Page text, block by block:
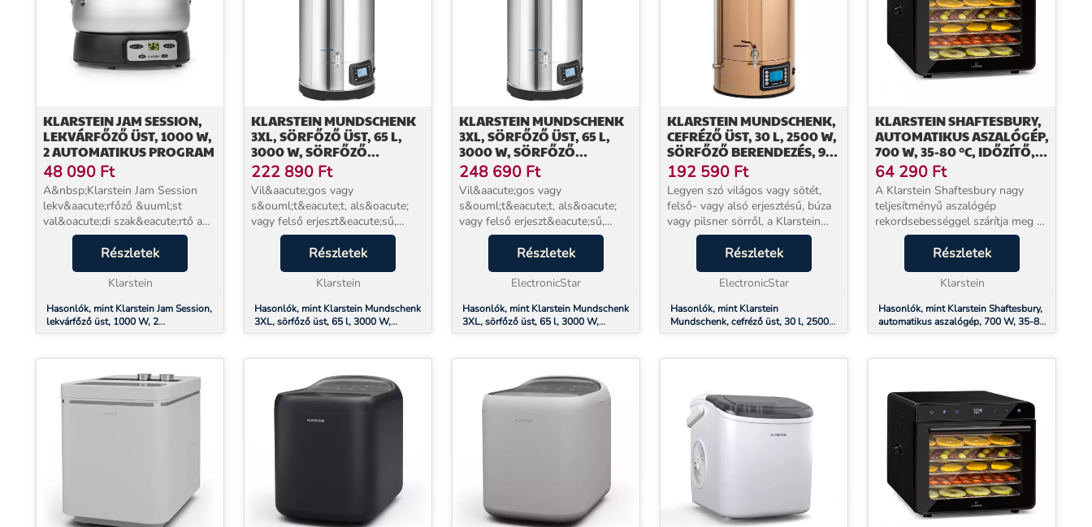
KLARSTEIN JAM SESSION,
LEKVÁRFŐZŐ ÜST, 1000 W,
2 AUTOMATIKUS PROGRAM
48 090 Ft
A&nbsp;Klarstein Jam Session
lekv&aacute;rfőző &uuml;st
val&oacute;di szak&eacute;rtő a
lekv&aacute;rok &eacute;s
k&eacute;sz&iacute;t&eacute;s&eacute;ben.&nbsp;A
kezel&eacute;se nagyon egysze...
Részletek
Klarstein
Hasonlók, mint Klarstein Jam Session,
lekvárfőző üst, 1000 W, 2
automatikus program
KLARSTEIN MUNDSCHENK
3XL, SÖRFŐZŐ ÜST, 65 L,
3000 W, SÖRFŐZŐ
KÉSZÜLÉK, 9 PROGRAM
222 890 Ft
Vil&aacute;gos vagy
s&ouml;t&eacute;t, als&oacute;
vagy felső erjeszt&eacute;sű,
b&uacute;za vagy pilseni, a
Klarstein Mundschenk 3XL
mal&aacute;taforral&oacute;
&uuml;st mindegyikhez
Részletek
Klarstein
Hasonlók, mint Klarstein Mundschenk
3XL, sörfőző üst, 65 l, 3000 W,
sörfőző készülék, 9 program
KLARSTEIN MUNDSCHENK
3XL, SÖRFŐZŐ ÜST, 65 L,
3000 W, SÖRFŐZŐ
KÉSZÜLÉK, 9 PROGRAM
248 690 Ft
Vil&aacute;gos vagy
s&ouml;t&eacute;t, als&oacute;
vagy felső erjeszt&eacute;sű,
b&uacute;za vagy pilseni, a
Klarstein Mundschenk 3XL
mal&aacute;taforral&oacute;
&uuml;st mindegyikhez
Részletek
ElectronicStar
Hasonlók, mint Klarstein Mundschenk
3XL, sörfőző üst, 65 l, 3000 W,
sörfőző készülék, 9 program
KLARSTEIN MUNDSCHENK,
CEFRÉZŐ ÜST, 30 L, 2500 W,
SÖRFŐZŐ BERENDEZÉS, 9
PROGRAM
192 590 Ft
Legyen szó világos vagy sötét,
felső- vagy alsó erjesztésű, búza
vagy pilsner sörről, a Klarstein
Mundschenk cefre erjesztő üst
egy teljes csomagot garantál a
sörfőzéshez - biztosítja az otthoni
Részletek
ElectronicStar
Hasonlók, mint Klarstein
Mundschenk, cefréző üst, 30 l, 2500
W, sörfőző berendezés, 9 program
KLARSTEIN SHAFTESBURY,
AUTOMATIKUS ASZALÓGÉP,
700 W, 35-80 °C, IDŐZÍTŐ,
DIGITÁLIS
ÉRINTŐKÉPERNYŐS
KIJELZŐ
64 290 Ft
A Klarstein Shaftesbury nagy
teljesítményű aszalógép
rekordsebességgel szárítja meg a
gyümölcsöket, zöldségeket,
húsokat és egyéb élelmiszereket,
hogy ízletes, hosszan eltartható
finomságokat és hozz...
Részletek
Klarstein
Hasonlók, mint Klarstein Shaftesbury,
automatikus aszalógép, 700 W, 35-80
°C, időzítő, digitális érintőképernyős